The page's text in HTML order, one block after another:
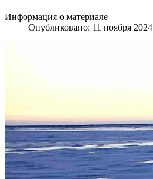
Информация о материале
Опубликовано: 11 ноября 2024